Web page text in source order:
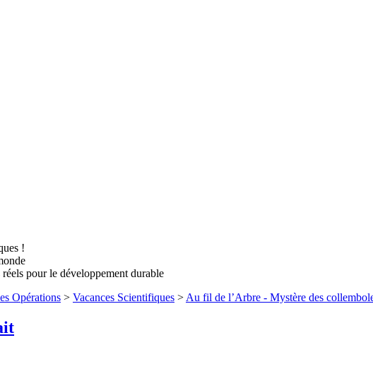
!
pour le développement durable
Opérations > Vacances Scientifiques > Au fil de l’Arbre - Mystère des